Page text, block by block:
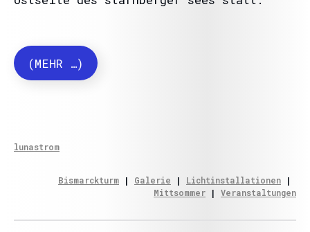
(MEHR …)
lunastrom
Bismarckturm | Galerie | Lichtinstallationen
Mittsommer | Veranstaltungen